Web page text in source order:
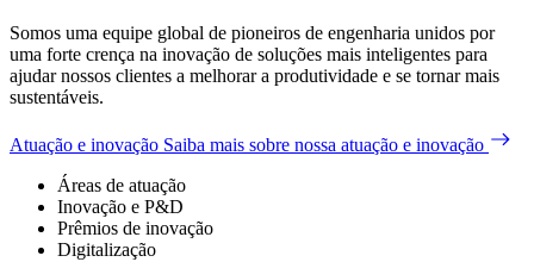
Somos uma equipe global de pioneiros de engenharia unidos por
uma forte crença na inovação de soluções mais inteligentes para
ajudar nossos clientes a melhorar a produtividade e se tornar mais
sustentáveis.
Atuação e inovação Saiba mais sobre nossa atuação e inovação
Áreas de atuação
Inovação e P&D
Prêmios de inovação
Digitalização